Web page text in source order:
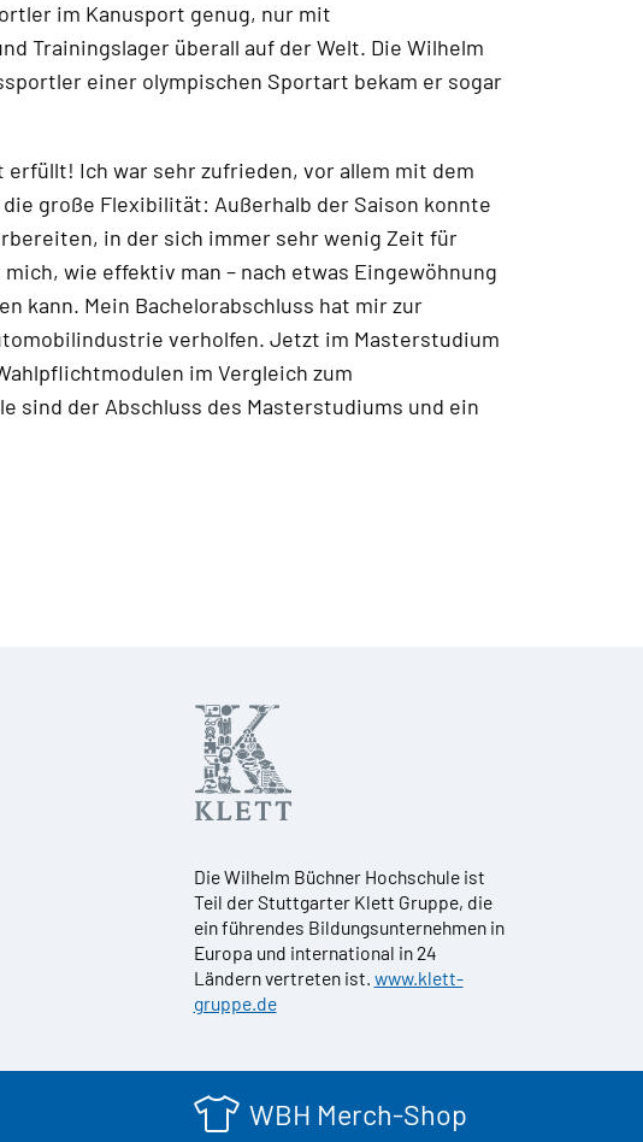
im Kanusport genug, nur mit
Trainingslager überall auf der Welt. Die Wilhelm
einer olympischen Sportart bekam er sogar
erfüllt! Ich war sehr zufrieden, vor allem mit dem
große Flexibilität: Außerhalb der Saison konnte
in der sich immer sehr wenig Zeit für
wie effektiv man – nach etwas Eingewöhnung
kann. Mein Bachelorabschluss hat mir zur
verholfen. Jetzt im Masterstudium
im Vergleich zum
sind der Abschluss des Masterstudiums und ein
Die Wilhelm Büchner Hochschule ist
Teil der Stuttgarter Klett Gruppe, die
ein führendes Bildungsunternehmen in
Europa und international in 24
Ländern vertreten ist. www.klett-
gruppe.de
WBH Merch-Shop